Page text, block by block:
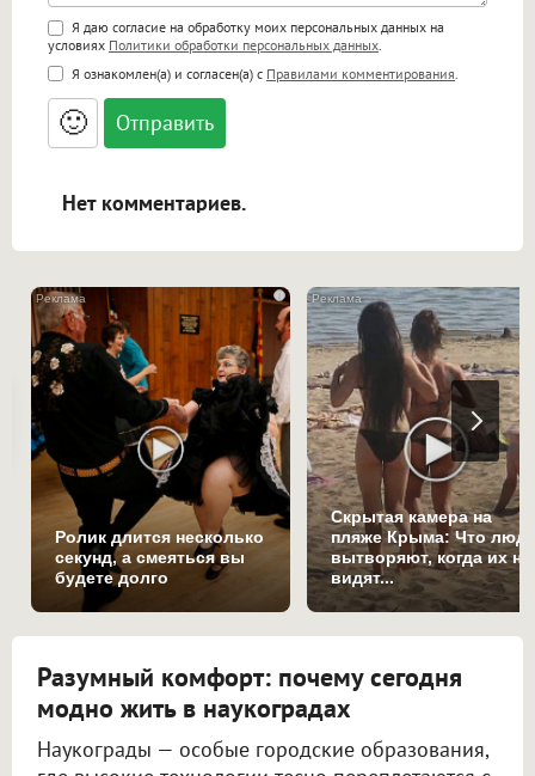
Поддержка HTML
<b>, <strong>, <u>, <i>, <em>, <s>, <big>,
<small>, <sup>, <sub>, <pre>, <ul>, <ol>, <li>,
<blockquote>, <code> экранирует HTML,
адреса URL автоматически становятся
ссылками, и [img]адрес[/img] будет
Я даю согласие на обработку моих персональных данных на
условиях Политики обработки персональных данных
Я ознакомлен(а) и согласен(а) с Правилами комментирования
🙂
Нет комментариев.
i
Ролик длится несколько
секунд, а смеяться вы
будете долго
Скрытая камера на
пляже Крыма: Что
вытворяют, когда их не
видят...
Разумный комфорт: почему сегодня
модно жить в наукоградах
Наукограды — особые городские образования,